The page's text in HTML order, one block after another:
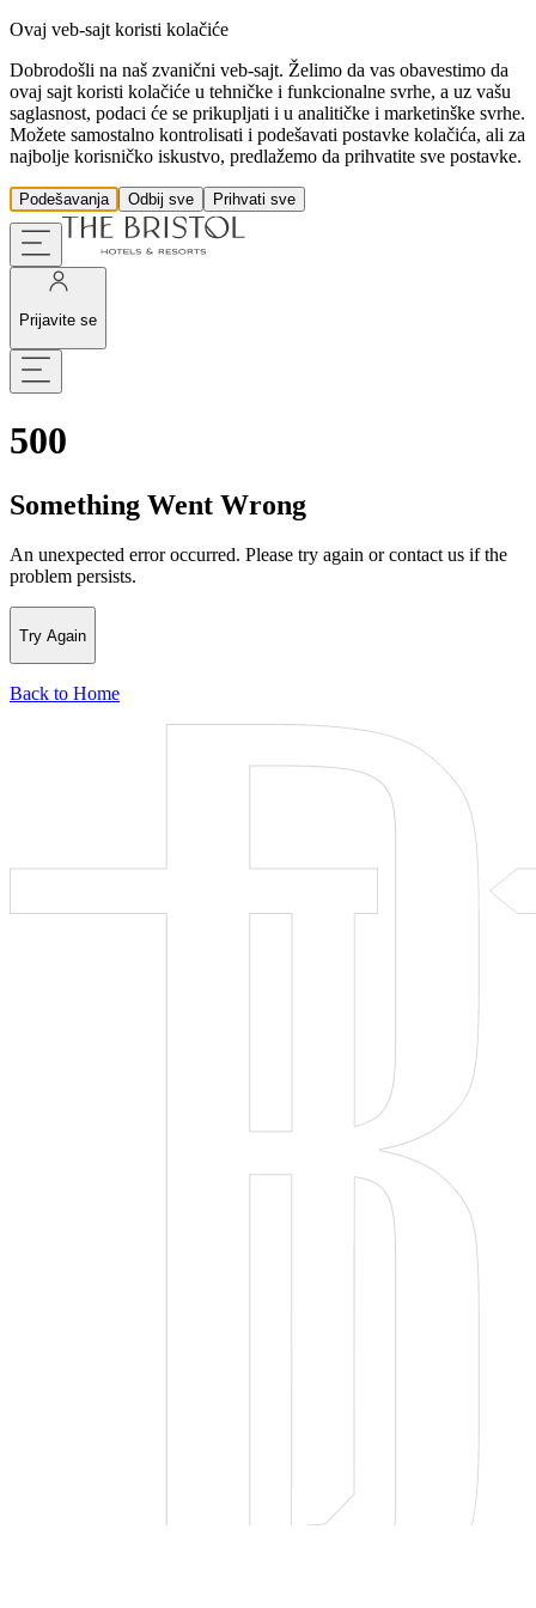
Ovaj veb-sajt koristi kolačiće
Dobrodošli na naš zvanični veb-sajt. Želimo da vas obavestimo da
ovaj sajt koristi kolačiće u tehničke i funkcionalne svrhe, a uz vašu
saglasnost, podaci će se prikupljati i u analitičke i marketinške svrhe.
Možete samostalno kontrolisati i podešavati postavke kolačića, ali za
najbolje korisničko iskustvo, predlažemo da prihvatite sve postavke.
Podešavanja Odbij sve Prihvati sve
Prijavite se
500
Something Went Wrong
An unexpected error occurred. Please try again or contact us if the
problem persists.
Try Again
Back to Home